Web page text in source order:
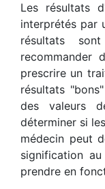
Les résultats
interprétés par
résultats
recommander
prescrire un
résultats
des valeurs
déterminer si
médecin peut
signification
prendre en